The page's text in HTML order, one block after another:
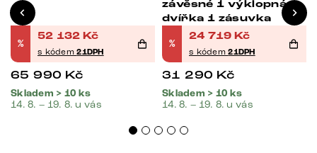
%
52 132 Kč
s kódem21DPH
65 990 Kč
Skladem > 10 ks
14. 8. – 19. 8. u vás
závěsné 1 výklopná
dvířka 1 zásuvka
%
24 719 Kč
s kódem21DPH
31 290 Kč
Skladem > 10 ks
14. 8. – 19. 8. u vás